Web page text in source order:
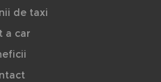
de taxi
a car